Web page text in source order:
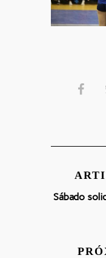
Sábado